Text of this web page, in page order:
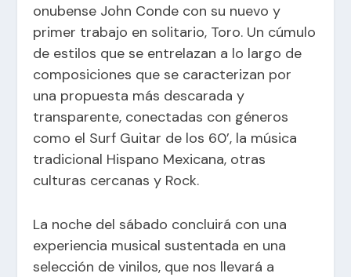
onubense John Conde con su nuevo y
primer trabajo en solitario, Toro. Un cúmulo
de estilos que se entrelazan a lo largo de
composiciones que se caracterizan por
una propuesta más descarada y
transparente, conectadas con géneros
como el Surf Guitar de los 60’, la música
tradicional Hispano Mexicana, otras
culturas cercanas y Rock.
La noche del sábado concluirá con una
experiencia musical sustentada en una
selección de vinilos, que nos llevará a